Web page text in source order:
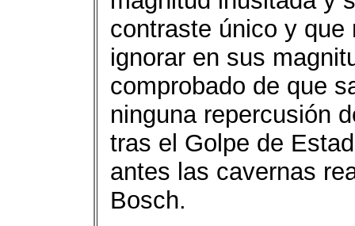
contraste único y que
ignorar en sus
comprobado de que
ninguna repercusión
tras el Golpe de
antes las cavernas
Bosch.